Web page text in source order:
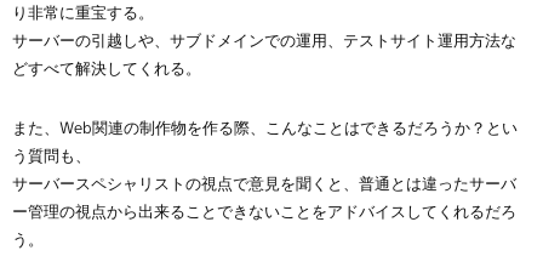
り非常に重宝する。
サーバーの引越しや、サブドメインでの運用、テストサイト運用方法な
どすべて解決してくれる。
また、Web関連の制作物を作る際、こんなことはできるだろうか？とい
う質問も、
サーバースペシャリストの視点で意見を聞くと、普通とは違ったサーバ
ー管理の視点から出来ることできないことをアドバイスしてくれるだろ
う。